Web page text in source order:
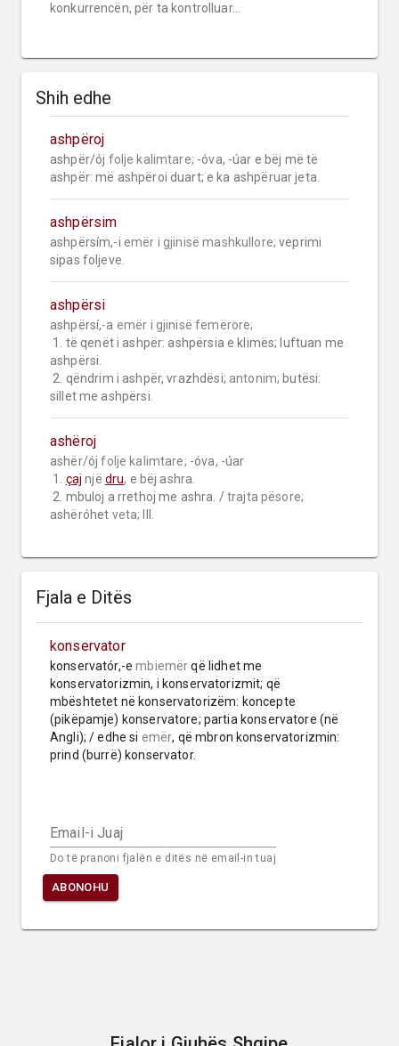
konkurrencën, për ta kontrolluar...
Shih edhe
ashpëroj
ashpër/ój folje kalimtare; -óva, -úar e bëj më të
ashpër: më ashpëroi duart; e ka ashpëruar jeta.
ashpërsim
ashpërsím,-i emër i gjinisë mashkullore; veprimi
sipas foljeve.
ashpërsi
ashpërsí,-a emër i gjinisë femërore;
ashpërsi.
2. qëndrim i ashpër, vrazhdësi; antonim; butësi:
sillet me ashpërsi.
ashëroj
ashër/ój folje kalimtare; -óva, -úar
1. çaj një dru, e bëj ashra.
2. mbuloj a rrethoj me ashra. / trajta pësore;
ashëróhet veta;
Fjala e Ditës
konservator
konservatór,-e mbiemër që lidhet me
konservatorizmin, i konservatorizmit; që
mbështetet në konservatorizëm: koncepte
(pikëpamje) konservatore; partia konservatore (në
Angli); / edhe si emër, që mbron konservatorizmin:
prind (burrë) konservator.
Email-i Juaj
Do të pranoni fjalën e ditës në email-in tuaj
ABONOHU